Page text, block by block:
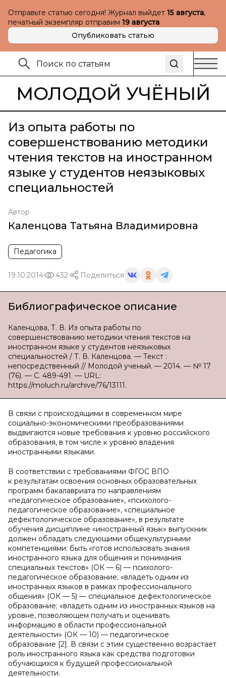
Отправьте статью сегодня! Журнал выйдет 15 августа,
печатный экземпляр отправим 19 августа
Опубликовать статью
МОЛОДОЙ УЧЁНЫЙ
Из опыта работы по
совершенствованию методики
чтения текстов на иностранном
языке у студентов неязыковых
специальностей
Автор
Каленцова Татьяна Владимировна
Педагогика
19.10.2014 432 Поделиться
Библиографическое описание
Каленцова, Т. В. Из опыта работы по
совершенствованию методики чтения текстов на
иностранном языке у студентов неязыковых
специальностей / Т. В. Каленцова. — Текст :
непосредственный // Молодой ученый. — 2014. — № 17
(76). — С. 489-491. — URL:
https://moluch.ru/archive/76/13111.
В связи с происходящими в современном мире
социально-экономическими преобразованиями
выдвигаются новые требования к уровню российского
образования, в том числе к уровню владения
иностранными языками.
В соответствии с требованиями ФГОС ВПО
к результатам освоения основных образовательных
программ бакалавриата по направлениям
«педагогическое образование», «психолого-
педагогическое образование», «специальное
дефектологическое образование», в результате
обучения дисциплине «иностранный язык» выпускник
должен обладать следующими общекультурными
компетенциями: быть «готов использовать знания
иностранного языка для общения и понимания
специальных текстов» (ОК — 6) — психолого-
педагогическое образование; «владеть одним из
иностранных языков в рамках профессионального
общения» (ОК — 5) — специальное дефектологическое
образование; «владеть одним из иностранных языков на
уровне, позволяющем получать и оценивать
информацию в области профессиональной
деятельности» (ОК — 10) — педагогическое
образование [2]. В связи с этим существенно возрастает
роль иностранного языка как средства подготовки
обучающихся к будущей профессиональной
деятельности.